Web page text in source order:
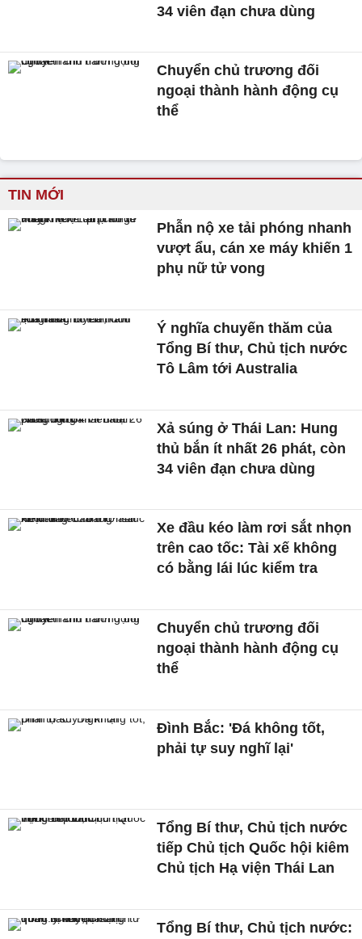
34 viên đạn chưa dùng
Chuyển chủ trương đối
ngoại thành hành động cụ
thể
TIN MỚI
Phẫn nộ xe tải phóng nhanh
vượt ẩu, cán xe máy khiến 1
phụ nữ tử vong
Ý nghĩa chuyến thăm của
Tổng Bí thư, Chủ tịch nước
Tô Lâm tới Australia
Xả súng ở Thái Lan: Hung
thủ bắn ít nhất 26 phát, còn
34 viên đạn chưa dùng
Xe đầu kéo làm rơi sắt nhọn
trên cao tốc: Tài xế không
có bằng lái lúc kiểm tra
Chuyển chủ trương đối
ngoại thành hành động cụ
thể
Đình Bắc: 'Đá không tốt,
phải tự suy nghĩ lại'
Tổng Bí thư, Chủ tịch nước
tiếp Chủ tịch Quốc hội kiêm
Chủ tịch Hạ viện Thái Lan
Tổng Bí thư, Chủ tịch nước: